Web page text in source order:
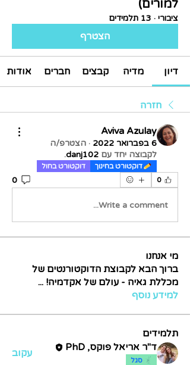
למורים)
ציבורי · 13 תלמידים
הצטרף
דיון מדיה קבצים חברים אודות
חזרה
Aviva Azulay
6 בפברואר 2022 · הצטרפ/ה
לקבוצה יחד עם danj102
.
דוקטורט בחינוך
דוקטורט בחול
0
0
Write a comment...
מי אנחנו
ברוך הבא לקבוצת הדוקטורנטים של
מכללת גאיה - עולם של אקדמיה! ...
למידע נוסף
תלמידים
ד"ר אריאל פוקס, PhD
סגל
עקוב